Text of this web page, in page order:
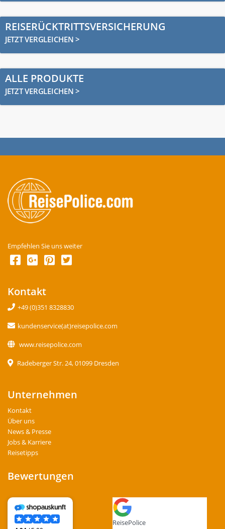
REISERÜCKTRITTSVERSICHERUNG
JETZT VERGLEICHEN >
ALLE PRODUKTE
JETZT VERGLEICHEN >
Empfehlen Sie uns weiter
Kontakt
+49 (0)351 8328830
kundenservice(at)reisepolice.com
www.reisepolice.com
Radeberger Str. 24, 01099 Dresden
Unternehmen
Kontakt
Über uns
News & Presse
Jobs & Karriere
Reisetipps
Bewertungen
ReisePolice